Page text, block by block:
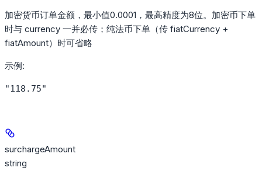
加密货币订单金额，最小值0.0001，最高精度为8位。加密币下单
时与 currency 一并必传；纯法币下单（传 fiatCurrency +
fiatAmount）时可省略
示例:
"118.75"
surchargeAmount
string